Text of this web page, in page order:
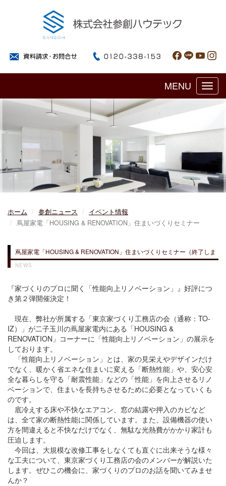
MENU
ホーム 参創ニュース
イベント情報
蔦屋家電「HOUSING & RENOVATION」住まいづくりセミナー
蔦屋家電「HOUSING & RENOVATION」住まいづくりセミナー（終了しま
した）
NEWS
『家づくりのプロに聞く「性能向上リノベーション」』好評につ
き第２弾開催決定！
現在、弊社が所属する「東京家づくり工務店の会（通称：TO-
IZ）」が二子玉川の蔦屋家電内にある「HOUSING &
RENOVATION」コーナーに「性能向上リノベーション」の展示を
しております。
「性能向上リノベーション」とは、家の見栄えやデザインだけ
でなく、暖かく省エネな住まいに変える「断熱性能」や、安心安
全な暮らしを守る「耐震性能」などの「性能」を向上させるリノ
ベーションで、住まいを長持ちさせるために必要となっていくも
のです。
底冷えする床や不快なエアコン、窓の結露や押入のカビなど
は、全て家の断熱性能に関係しています。また、設備機器の使い
方を間違えると不快なだけでなく、無駄な光熱費がかかり家計も
圧迫します。
今回は、大規模な改修工事をしなくても直ぐに出来そうな様々
な工夫について、東京家づくり工務店の会のメンバーが解説いた
します。ぜひこの機会に、家づくりのプロのお話を聞いてみませ
んか？